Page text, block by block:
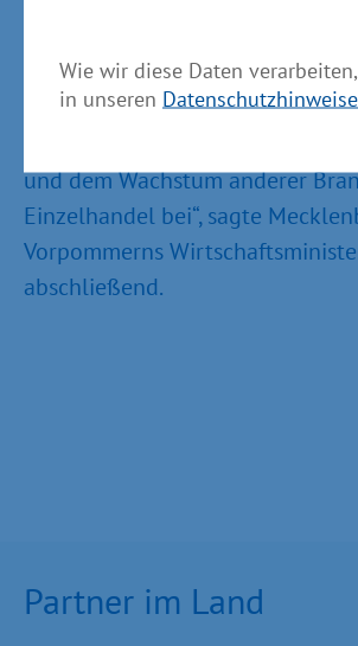
Wie wir diese Daten
in unseren
Besucher und Tagesgäste tragen
Mecklenburg-Vorpommern mit
und dem Wachstum anderer
Einzelhandel bei“, sagte
Vorpommerns
abschließend.
Partner im Land